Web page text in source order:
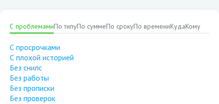
С проблемамиПо типуПо суммеПо срокуПо времениКудаКому
С просрочками
С плохой историей
Без снилс
Без работы
Без прописки
Без проверок